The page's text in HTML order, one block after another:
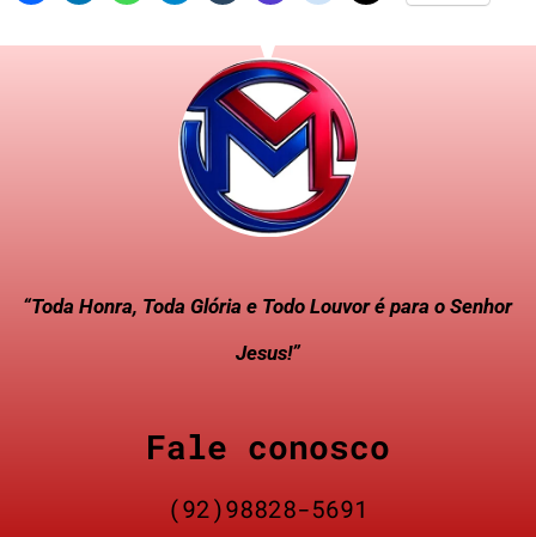
“Toda Honra, Toda Glória e Todo Louvor é para o Senhor
Jesus!”
Fale conosco
(92)98828-5691